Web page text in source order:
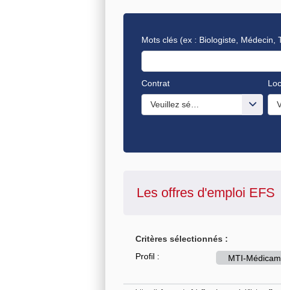
Mots clés (ex : Biologiste, Médecin,
Contrat
Veuillez sélectionner une ou des
Les offres d'emploi EFS
Critères sélectionnés :
Profil :
MTI-